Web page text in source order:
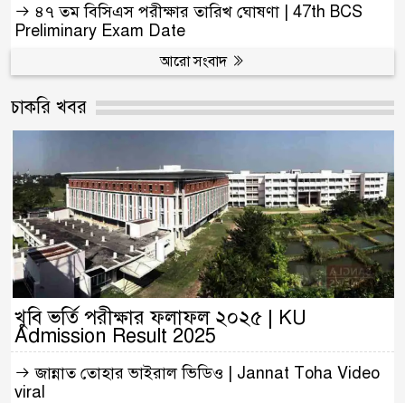
৪৭ তম বিসিএস পরীক্ষার তারিখ ঘোষণা | 47th BCS
Preliminary Exam Date
আরো সংবাদ
চাকরি খবর
খুবি ভর্তি পরীক্ষার ফলাফল ২০২৫ | KU
Admission Result 2025
জান্নাত তোহার ভাইরাল ভিডিও | Jannat Toha Video
viral